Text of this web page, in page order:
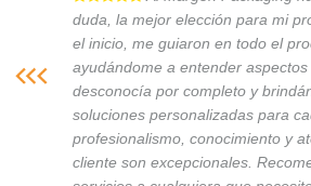
duda, la mejor elección para mi
el inicio, me guiaron en todo el
ayudándome a entender aspectos
desconocía por completo y
soluciones personalizadas para
profesionalismo, conocimiento y
cliente son excepcionales.